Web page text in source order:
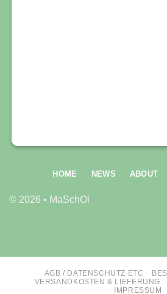
© 2026 • MaSchOl
HOME NEWS ABOUT
AGB / DATENSCHUTZ ETC
VERSANDKOSTEN & LIEFERUNG
IMPRESSUM